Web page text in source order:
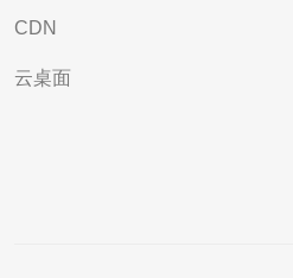
CDN
云桌面